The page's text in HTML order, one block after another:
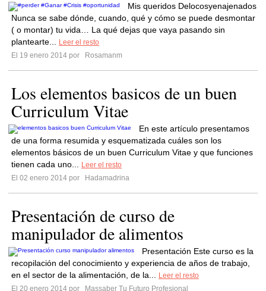
Mis queridos Delocosyenajenados
Nunca se sabe dónde, cuando, qué y cómo se puede desmontar
( o montar) tu vida… La qué dejas que vaya pasando sin
plantearte...
Leer el resto
El 19 enero 2014 por
Rosamanm
Los elementos basicos de un buen
Curriculum Vitae
En este artículo presentamos
de una forma resumida y esquematizada cuáles son los
elementos básicos de un buen Curriculum Vitae y que funciones
tienen cada uno...
Leer el resto
El 02 enero 2014 por
Hadamadrina
Presentación de curso de
manipulador de alimentos
Presentación Este curso es la
recopilación del conocimiento y experiencia de años de trabajo,
en el sector de la alimentación, de la...
Leer el resto
El 20 enero 2014 por
Massaber Tu Futuro Profesional